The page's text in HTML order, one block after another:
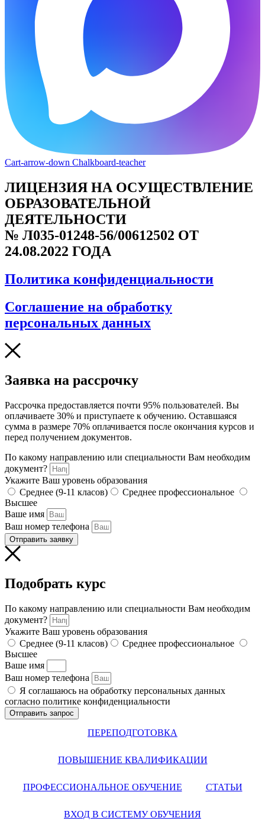
Cart-arrow-down Chalkboard-teacher
ЛИЦЕНЗИЯ НА ОСУЩЕСТВЛЕНИЕ
ОБРАЗОВАТЕЛЬНОЙ
ДЕЯТЕЛЬНОСТИ
№ Л035-01248-56/00612502 ОТ
24.08.2022 ГОДА
Политика конфиденциальности
Соглашение на обработку
персональных данных
Заявка на рассрочку
Рассрочка предоставляется почти 95% пользователей. Вы
оплачиваете 30% и приступаете к обучению. Оставшаяся
сумма в размере 70% оплачивается после окончания курсов и
перед получением документов.
По какому направлению или специальности Вам необходим
документ?
Укажите Ваш уровень образования
Среднее (9-11 класов)
Среднее профессиональное
Высшее
Ваше имя
Ваш номер телефона
Отправить заявку
Подобрать курс
По какому направлению или специальности Вам необходим
документ?
Укажите Ваш уровень образования
Среднее (9-11 класов)
Среднее профессиональное
Высшее
Ваше имя
Ваш номер телефона
Я соглашаюсь на обработку персональных данных
согласно политике конфиденциальности
Отправить запрос
ПЕРЕПОДГОТОВКА
ПОВЫШЕНИЕ КВАЛИФИКАЦИИ
ПРОФЕССИОНАЛЬНОЕ ОБУЧЕНИЕ СТАТЬИ
ВХОД В СИСТЕМУ ОБУЧЕНИЯ